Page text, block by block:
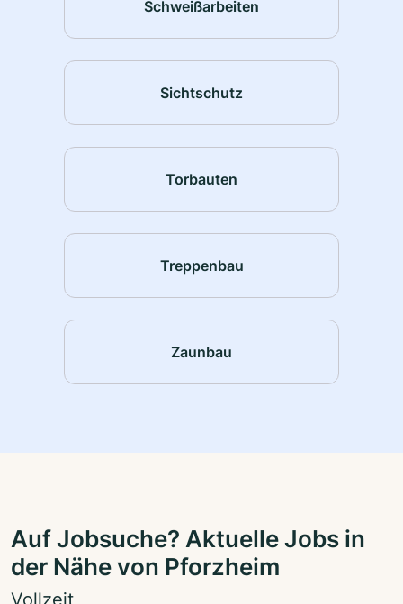
Schweißarbeiten
Sichtschutz
Torbauten
Treppenbau
Zaunbau
Auf Jobsuche? Aktuelle Jobs in
der Nähe von Pforzheim
Vollzeit,